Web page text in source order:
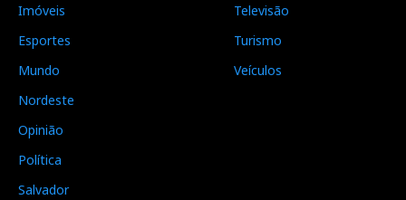
Imóveis
Esportes
Mundo
Nordeste
Opinião
Política
Salvador
Televisão
Turismo
Veículos